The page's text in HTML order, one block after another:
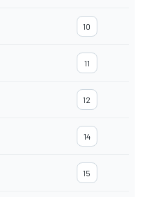
10
11
12
14
15